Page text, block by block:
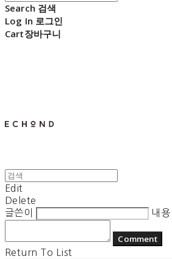
Search 검색
Log In 로그인
Cart장바구니
Edit
Delete
글쓴이
내용
Comment
Return To List